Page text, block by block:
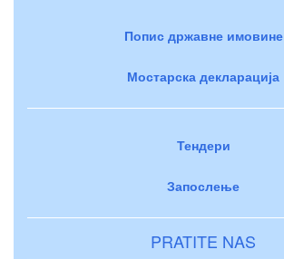
Попис државне имовине
Мостарска декларација
Тендери
Запослење
PRATITE NAS